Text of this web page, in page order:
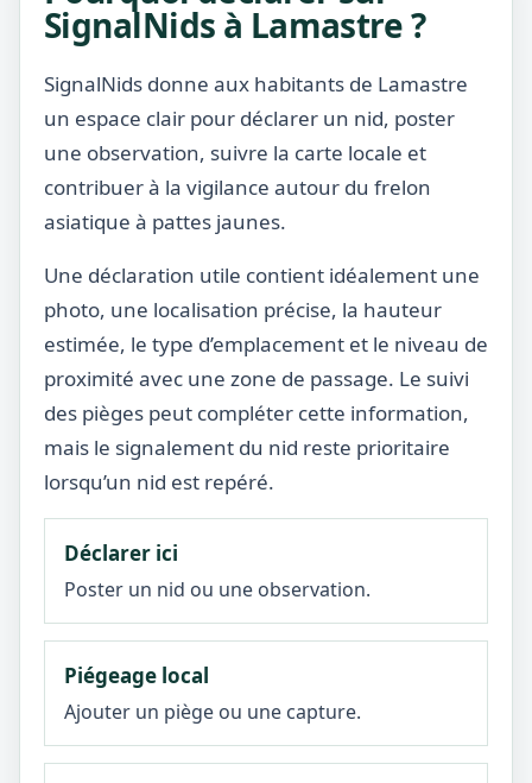
SignalNids à Lamastre ?
SignalNids donne aux habitants de Lamastre
un espace clair pour déclarer un nid, poster
une observation, suivre la carte locale et
contribuer à la vigilance autour du frelon
asiatique à pattes jaunes.
Une déclaration utile contient idéalement une
photo, une localisation précise, la hauteur
estimée, le type d’emplacement et le niveau de
proximité avec une zone de passage. Le suivi
des pièges peut compléter cette information,
mais le signalement du nid reste prioritaire
lorsqu’un nid est repéré.
Déclarer ici
Poster un nid ou une observation.
Piégeage local
Ajouter un piège ou une capture.